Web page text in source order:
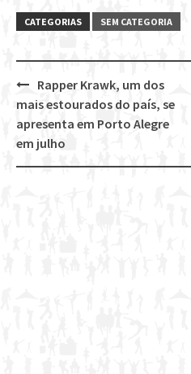
CATEGORIAS SEM CATEGORIA
Post
navigation
Rapper Krawk, um dos
mais estourados do país, se
apresenta em Porto Alegre
em julho